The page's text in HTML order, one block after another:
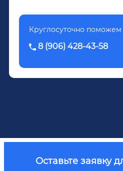
Круглосуточно
8 (906) 428-43-58
Оставьте заявку